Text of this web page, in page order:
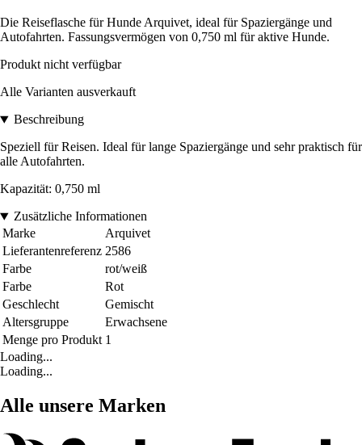
Die Reiseflasche für Hunde Arquivet, ideal für Spaziergänge und
Autofahrten. Fassungsvermögen von 0,750 ml für aktive Hunde.
Produkt nicht verfügbar
Alle Varianten ausverkauft
Beschreibung
Speziell für Reisen. Ideal für lange Spaziergänge und sehr praktisch für
alle Autofahrten.
Kapazität: 0,750 ml
Zusätzliche Informationen
Marke
Arquivet
Lieferantenreferenz 2586
Farbe
rot/weiß
Farbe
Rot
Geschlecht
Gemischt
Altersgruppe
Erwachsene
Menge pro Produkt 1
Loading...
Loading...
Alle unsere Marken